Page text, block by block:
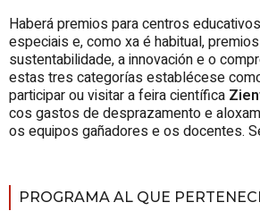
Haberá premios para centros
especiais e, como xa é habitual,
sustentabilidade, a innovación e o
estas tres categorías establécese
participar ou visitar a feira científica
cos gastos de desprazamento e
os equipos gañadores e os docentes.
PROGRAMA AL QUE